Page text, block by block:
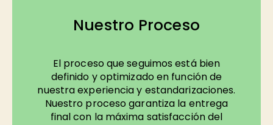
Nuestro Proceso
El proceso que seguimos está bien
definido y optimizado en función de
nuestra experiencia y estandarizaciones.
Nuestro proceso garantiza la entrega
final con la máxima satisfacción del